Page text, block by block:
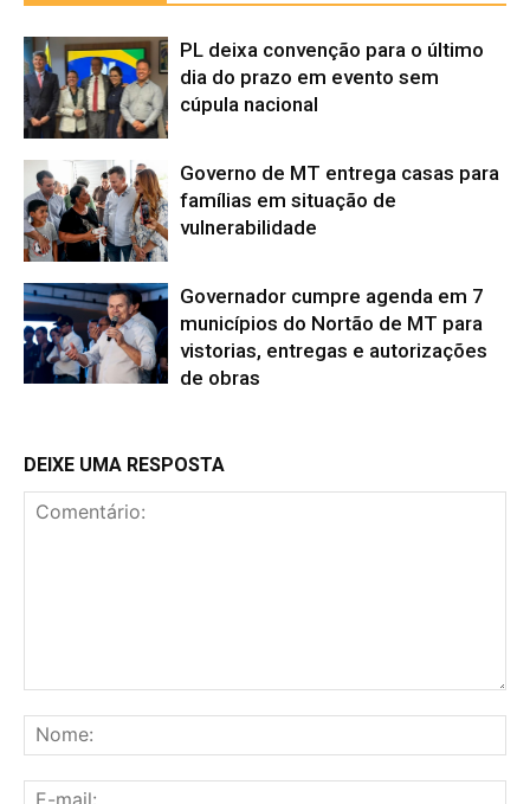
PL deixa convenção para o último
dia do prazo em evento sem
cúpula nacional
Governo de MT entrega casas para
famílias em situação de
vulnerabilidade
Governador cumpre agenda em 7
municípios do Nortão de MT para
vistorias, entregas e autorizações
de obras
DEIXE UMA RESPOSTA